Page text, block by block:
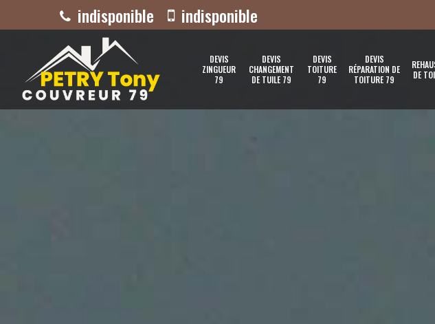
indisponible indisponible
DEVIS
ZINGUEUR
79
DEVIS
CHANGEMENT
DE TUILE 79
DEVIS
TOITURE
79
DEVIS
RÉPARATION DE
TOITURE 79
DE